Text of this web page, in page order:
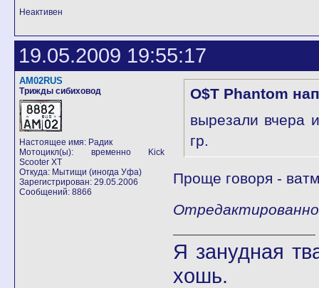
Неактивен
19.05.2009 19:55:17
AM02RUS
Трижды сибиховод
Настоящее имя: Радик
Мотоцикл(ы): временно Kick
Scooter XT
Откуда: Мытищи (иногда Уфа)
Зарегистрирован: 29.05.2006
Сообщений: 8866
O$T Phantom
вырезали вчера
гр.
Проще говоря -
Я занудная
хошь.